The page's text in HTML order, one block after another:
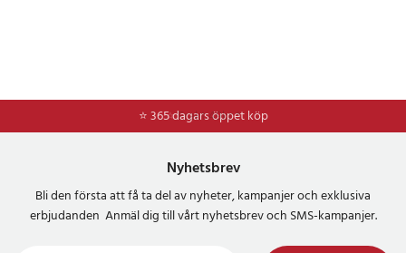
⭐ 365 dagars öppet köp
⭐Frakt 49kr *
Nyhetsbrev
Bli den första att få ta del av nyheter, kampanjer och exklusiva
erbjudanden Anmäl dig till vårt nyhetsbrev och SMS-kampanjer.